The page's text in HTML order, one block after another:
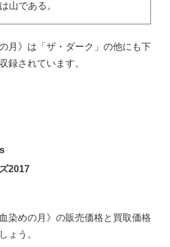
山である。
月》は「ザ・ダーク」の他にも下
録されています。
2017
染めの月》の販売価格と買取価格
ょう。